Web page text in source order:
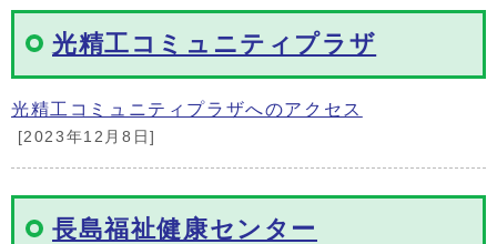
光精工コミュニティプラザ
光精工コミュニティプラザへのアクセス
[2023年12月8日]
長島福祉健康センター